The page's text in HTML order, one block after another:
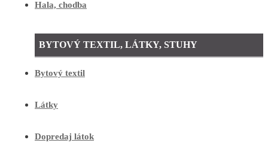
Hala, chodba
BYTOVÝ TEXTIL, LÁTKY, STUHY
Bytový textil
Látky
Dopredaj látok